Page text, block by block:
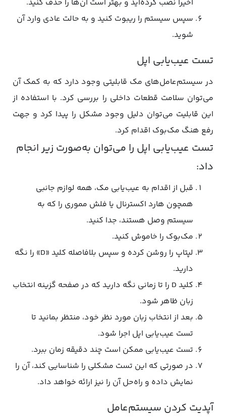
اخیرا نصب کرده‌اید و بهتر است آن‌ها را حذف کنید.
سپس سیستم را ریبوت کنید و به حالت عادی وارد آن
شوید.
تست عیب‌یابی اپل
در سیستم‌عامل‌های مک قابلیتی وجود دارد که به کمک آن
می‌توان سلامت قطعات داخلی را بررسی کرد. با استفاده از
این قابلیت می‌توان دلیل وجود مشکل را پیدا کرد و جهت
رفع هنگ مک‌بوک اقدام کرد.
تست عیب‌یابی اپل را می‌توان به‌صورت زیر انجام
داد:
قبل از اقدام به عیب‌یابی مک، همه لوازم جانبی
همچون هارد اکسترنال یا فلش مموری را که به
سیستم وصل هستند، جدا کنید.
مک‌بوک را خاموش کنید.
لپتاپ را روشن کرده و سپس بلافاصله کلید «D» را نگه
دارید.
کلید D را تا زمانی نگه‌ دارید که در صفحه گزینه انتخاب
زبان ظاهر شود.
بعد از انتخاب زبان مورد نظر خود، منتظر بمانید تا
تست عیب‌یابی اپل اجرا شود.
تست عیب‌یابی ممکن است چند دقیقه زمان ببرد.
در صورتی که این تست مشکلی را شناسایی کند، آن را
نمایش داده و راه‌حل آن را نیز ارائه خواهد داد.
آپدیت کردن سیستم‌عامل